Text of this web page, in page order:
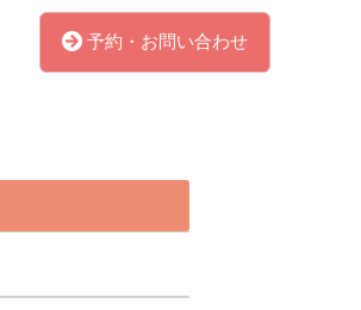
予約・お問い合わせ